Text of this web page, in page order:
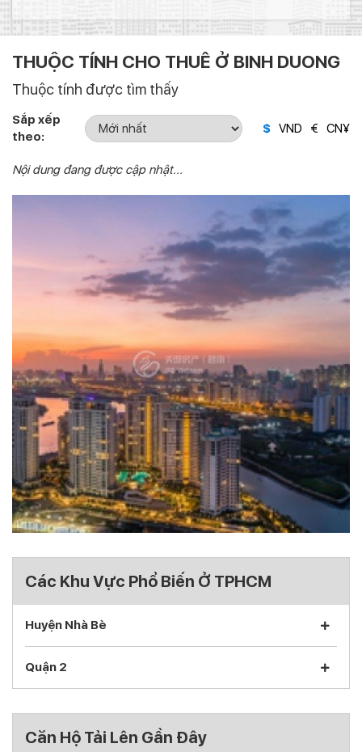
THUỘC TÍNH CHO THUÊ Ở BINH DUONG
Thuộc tính được tìm thấy
Sắp xếp
theo:
$ VND € CN¥
Nội dung đang được cập nhật...
Các Khu Vực Phổ Biến Ở TPHCM
Huyện Nhà Bè
Quận 2
Căn Hộ Tải Lên Gần Đây